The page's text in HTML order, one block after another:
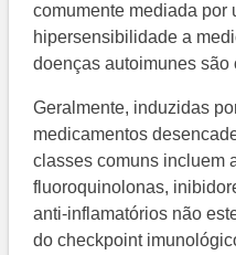
comumente mediada por
hipersensibilidade a
doenças autoimunes são
Geralmente, induzidas
medicamentos
classes comuns incluem
fluoroquinolonas,
anti-inflamatórios não
do checkpoint